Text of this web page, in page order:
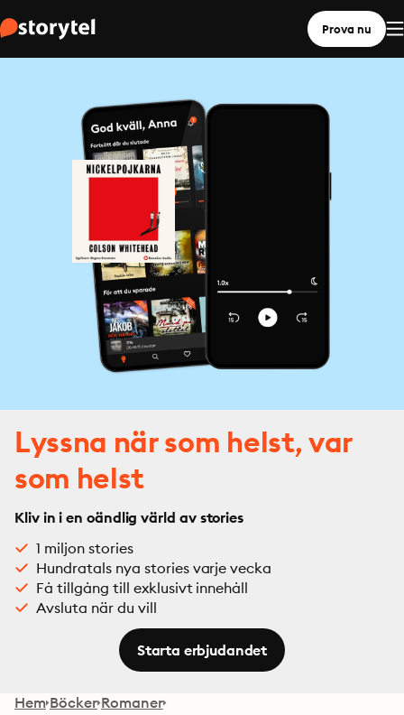
Prova nu
Lyssna när som helst, var
som helst
Kliv in i en oändlig värld av stories
1 miljon stories
Hundratals nya stories varje vecka
Få tillgång till exklusivt innehåll
Avsluta när du vill
Starta erbjudandet
Hem Böcker Romaner